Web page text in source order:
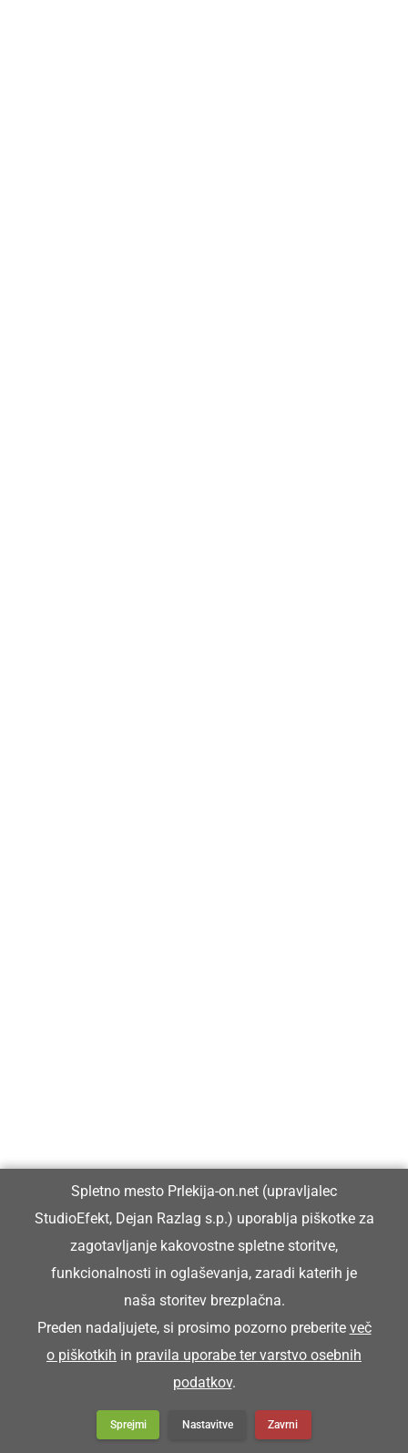
Spletno mesto Prlekija-on.net (upravljalec
StudioEfekt, Dejan Razlag s.p.) uporablja piškotke za
zagotavljanje kakovostne spletne storitve,
funkcionalnosti in oglaševanja, zaradi katerih je
naša storitev brezplačna.
Preden nadaljujete, si prosimo pozorno preberite več
o piškotkih in pravila uporabe ter varstvo osebnih
podatkov.
Sprejmi Nastavitve Zavrni